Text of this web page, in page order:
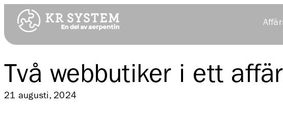
Två webbutiker i ett
21 augusti, 2024